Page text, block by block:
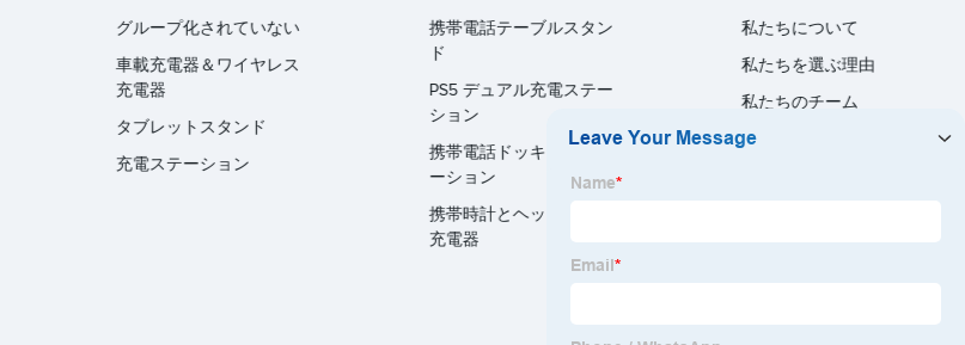
グループ化されていない
車載充電器＆ワイヤレス
充電器
タブレットスタンド
充電ステーション
携帯電話テーブルスタン
ド
PS5 デュアル充電ステー
ション
携帯電話ドッキングステ
ーション
携帯時計とヘッドフォン
充電器
私たちについて
私たちを選ぶ理由
私たちのチーム
私たちのサービス